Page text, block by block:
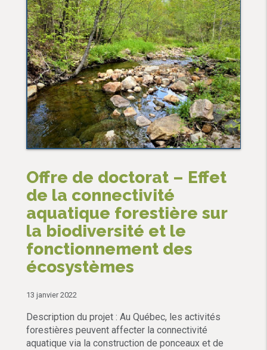
Offre de doctorat – Effet
de la connectivité
aquatique forestière sur
la biodiversité et le
fonctionnement des
écosystèmes
13 janvier 2022
Description du projet : Au Québec, les activités
forestières peuvent affecter la connectivité
aquatique via la construction de ponceaux et de